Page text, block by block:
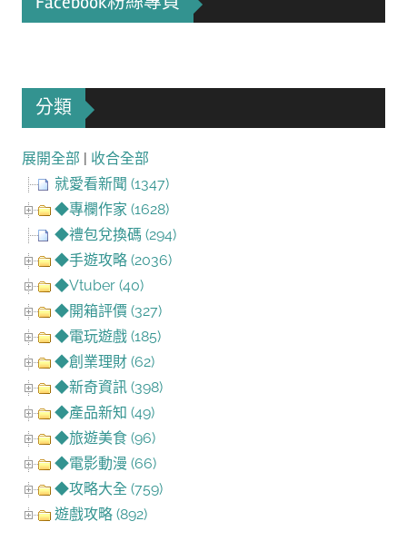
分類
展開全部
收合全部
就愛看新聞 (1347)
◆專欄作家 (1628)
◆禮包兌換碼 (294)
◆手遊攻略 (2036)
◆Vtuber (40)
◆開箱評價 (327)
◆電玩遊戲 (185)
◆創業理財 (62)
◆新奇資訊 (398)
◆產品新知 (49)
◆旅遊美食 (96)
◆電影動漫 (66)
◆攻略大全 (759)
遊戲攻略 (892)